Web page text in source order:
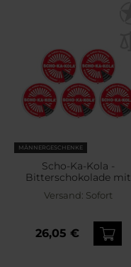
MÄNNERGESCHENKE
Scho-Ka-Kola -
Bitterschokolade mit
Koffein - 5 Stück
Versand: Sofort
26,05 €